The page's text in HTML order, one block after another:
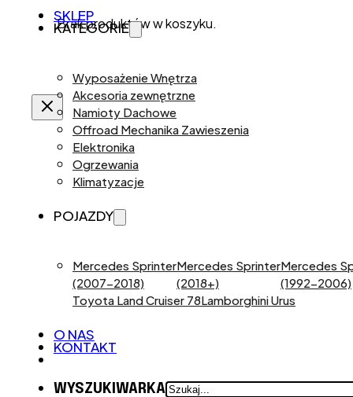
Brak produktów w koszyku.
SKLEP
KATEGORIE
Wyposażenie Wnętrza
Akcesoria zewnętrzne
Namioty Dachowe
Offroad Mechanika Zawieszenia
Elektronika
Ogrzewania
Klimatyzacje
POJAZDY
Mercedes Sprinter
(2007-2018)
Mercedes Sprinter
(2018+)
Mercedes
(1992-2006)
Toyota Land Cruiser 78Lamborghini Urus
O NAS
KONTAKT
WYSZUKIWARKASZUKAJ